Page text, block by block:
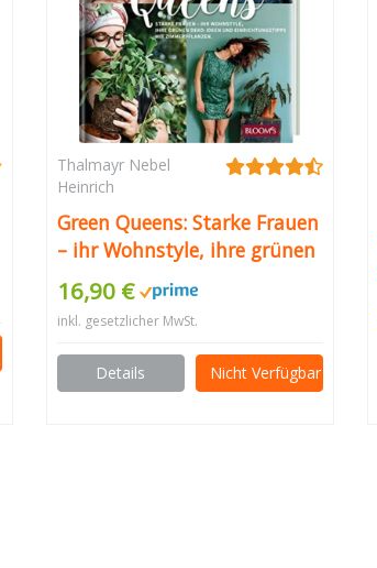
Thalmayr Nebel
Heinrich
Green Queens: Starke Frauen
– ihr Wohnstyle, ihre grünen
Deko-Ideen und
Einrichtungstipps mit
Zimmerpflanzen.
16,90 €
inkl. gesetzlicher MwSt.
Details Nicht Verfügbar